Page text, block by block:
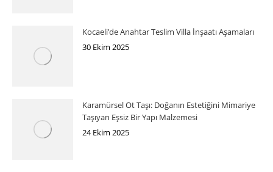
Kocaeli’de Anahtar Teslim Villa İnşaatı Aşamaları
30 Ekim 2025
Karamürsel Ot Taşı: Doğanın Estetiğini Mimariye
Taşıyan Eşsiz Bir Yapı Malzemesi
24 Ekim 2025